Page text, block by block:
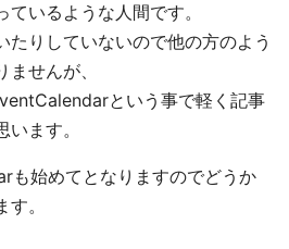
いるような人間です。
たりしていないので他の方のよう
せんが、
という事で軽く記事
ます。
始めてとなりますのでどうか
。